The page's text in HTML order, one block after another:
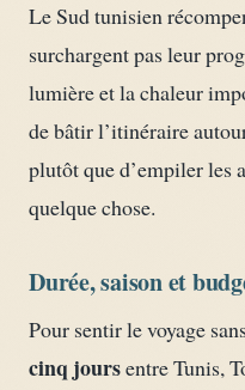
Le Sud tunisien
surchargent pas leur
lumière et la chaleur
de bâtir l’itinéraire
plutôt que d’empiler les
quelque chose.
Durée, saison et
Pour sentir le voyage
cinq joursentre Tunis,